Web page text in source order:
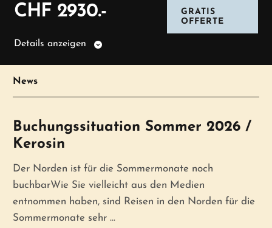
GRATIS
OFFERTE
CHF 2930.-
Details anzeigen
News
Buchungssituation Sommer 2026 /
Kerosin
Der Norden ist für die Sommermonate noch
buchbarWie Sie vielleicht aus den Medien
entnommen haben, sind Reisen in den Norden für die
Sommermonate sehr ...